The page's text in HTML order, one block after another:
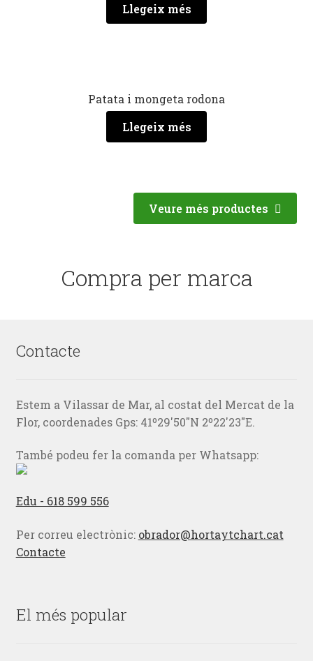
Llegeix més
Patata i mongeta rodona
Llegeix més
Veure més productes
Compra per marca
Contacte
Estem a Vilassar de Mar, al costat del Mercat de la
Flor, coordenades Gps: 41º29'50"N 2º22'23"E.
També podeu fer la comanda per Whatsapp:
Edu - 618 599 556
Per correu electrònic: obrador@hortaytchart.cat
Contacte
El més popular